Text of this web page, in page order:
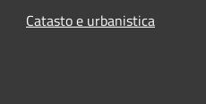
Catasto e urbanistica